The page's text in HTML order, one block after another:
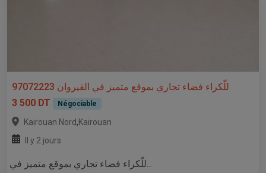
للّكراء فضاء تجاري بموقع متميز في القيروان 97072223
3 500 DT
Négociable
Kairouan Nord,Kairouan
Il y 2 jours
للّكراء فضاء تجاري بموقع متميز في...